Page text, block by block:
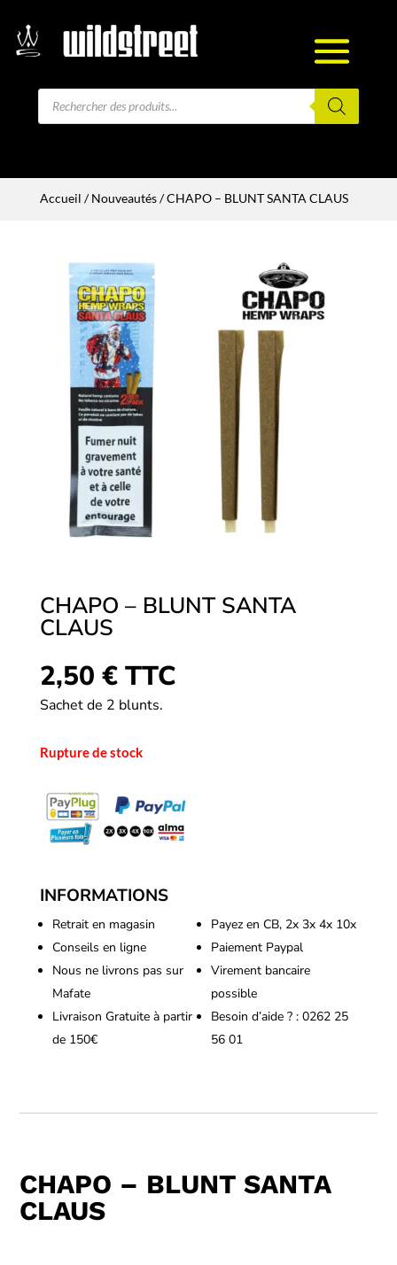
Recherche
Accueil /Nouveautés/ CHAPO – BLUNT SANTA CLAUS
CHAPO – BLUNT SANTA
CLAUS
2,50 € TTC
Sachet de 2 blunts.
Rupture de stock
INFORMATIONS
Retrait en magasin
Conseils en ligne
Nous ne livrons pas sur
Mafate
Livraison Gratuite à partir
de 150€
Payez en CB, 2x 3x 4x 10x
Paiement Paypal
Virement bancaire
possible
Besoin d’aide ? : 0262 25
56 01
CHAPO – BLUNT SANTA
CLAUS